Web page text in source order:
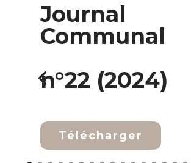
Journal
Communal
n°22 (2024)
Télécharger